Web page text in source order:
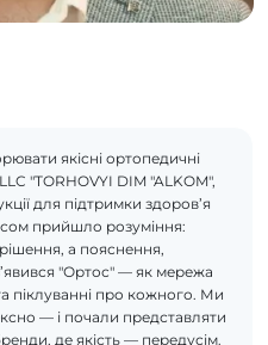
якісні ортопедичні
"TORHOVYI DIM "ALKOM",
для підтримки здоров’я
прийшло розуміння:
а пояснення,
"Ортос" — як мережа
піклуванні про кожного. Ми
— і почали представляти
де якість — передусім.